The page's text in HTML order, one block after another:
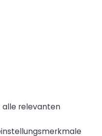
alle relevanten